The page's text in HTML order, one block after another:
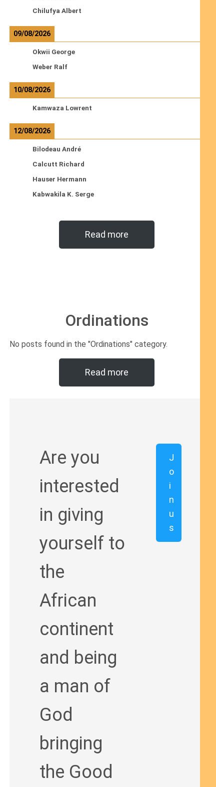
Chilufya Albert
09/08/2026
Okwii George
Weber Ralf
10/08/2026
Kamwaza Lowrent
12/08/2026
Bilodeau André
Calcutt Richard
Hauser Hermann
Kabwakila K. Serge
Read more
Ordinations
No posts found in the "Ordinations" category.
Read more
Are you
interested
in giving
yourself to
the
African
continent
and being
a man of
God
bringing
the Good
J
o
i
n
u
s